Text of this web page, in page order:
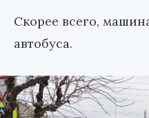
Скорее всего,
автобуса.